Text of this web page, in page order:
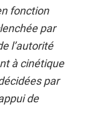
fonction
par
l’autorité
à cinétique
par
de